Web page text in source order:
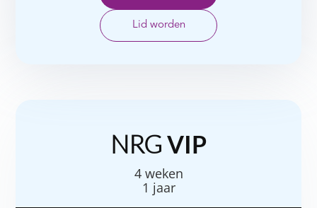
Lid worden
NRGVIP
4 weken
1 jaar